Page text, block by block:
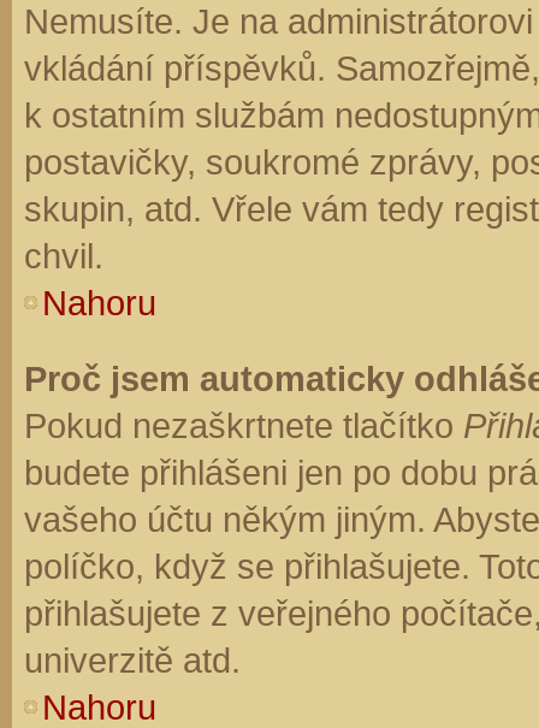
Nemusíte. Je na
vkládání příspěvků.
k ostatním službám
postavičky, soukromé zprávy,
skupin, atd. Vřele vám tedy
chvil.
Nahoru
Proč jsem automaticky
Pokud nezaškrtnete tlačítko
budete přihlášeni jen po dobu
vašeho účtu někým jiným.
políčko, když se přihlašujete.
přihlašujete z veřejného
univerzitě atd.
Nahoru